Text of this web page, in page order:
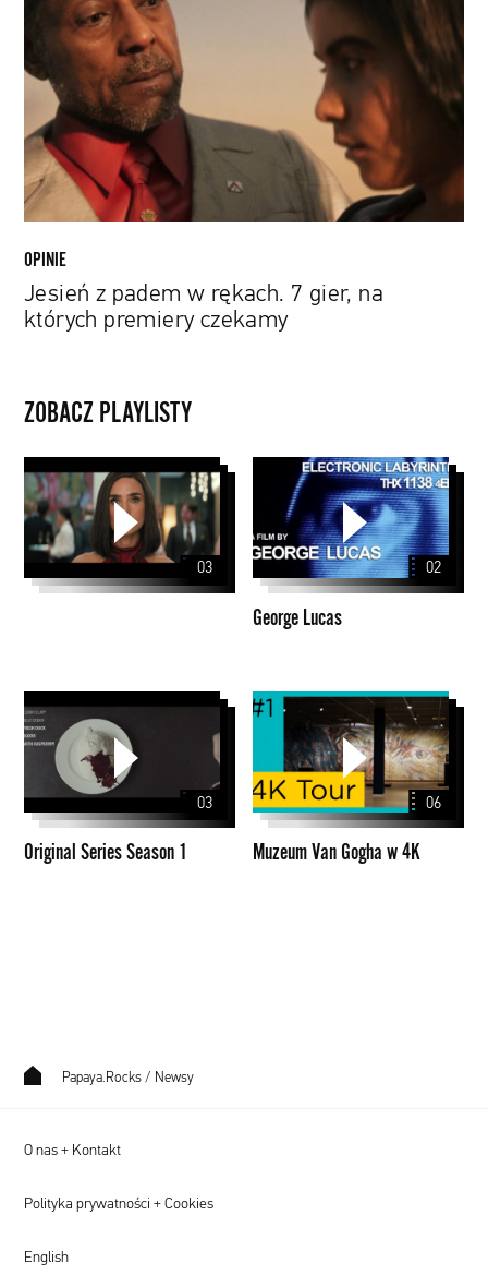
padem
rękach.
na
których
premiery
czekamy
OPINIE
Jesień z padem w rękach. 7 gier, na
których premiery czekamy
ZOBACZ PLAYLISTY
03 02
George Lucas
Original
Series
Season
03
Original Series Season 1
Muzeum
w
4K
06
Muzeum Van Gogha w 4K
Papaya.Rocks / Newsy
O nas + Kontakt
Polityka prywatności + Cookies
English